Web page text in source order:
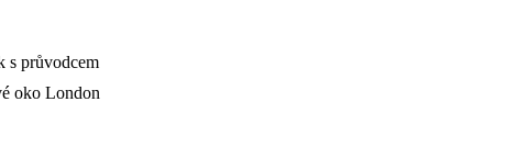
s průvodcem
oko London